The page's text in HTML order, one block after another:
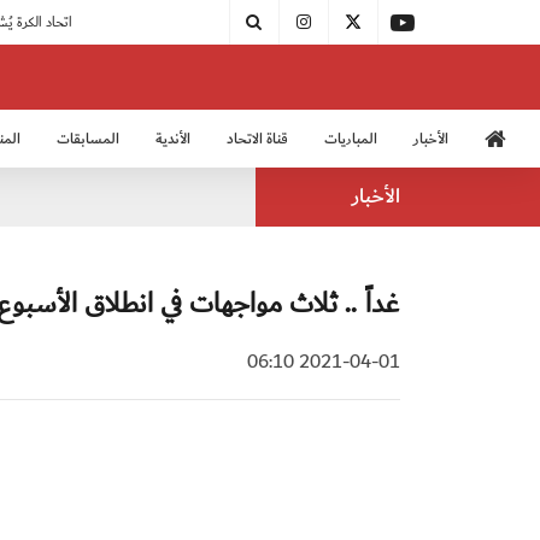
مودرن سبورت يُتوج بطلًا لدوري الدرجة الثالثة
الأخبار المباريات قناة الاتحاد الأندية المسابقات
الأخبار
غداً .. ثلاث مواجهات في انطلاق الأسبوع الـ 19 لدوري الدرجة
2021-04-01 06:10